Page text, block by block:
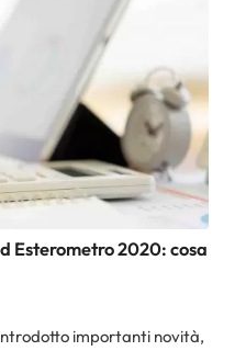
Esterometro 2020: cosa
importanti novità,